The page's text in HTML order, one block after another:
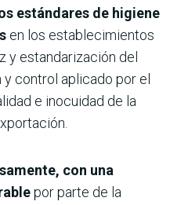
estándares de higiene
en los establecimientos
y estandarización del
control aplicado por el
e inocuidad de la
con una
por parte de la